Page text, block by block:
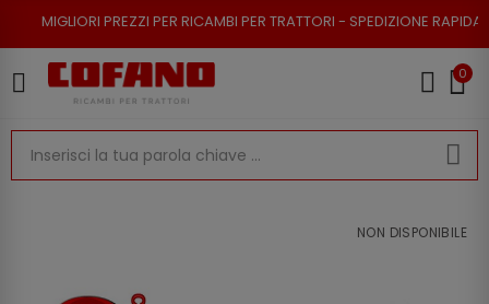
PREZZI PER RICAMBI PER TRATTORI - SPEDIZIONE RAPIDA - RESO
0
NON DISPONIBILE